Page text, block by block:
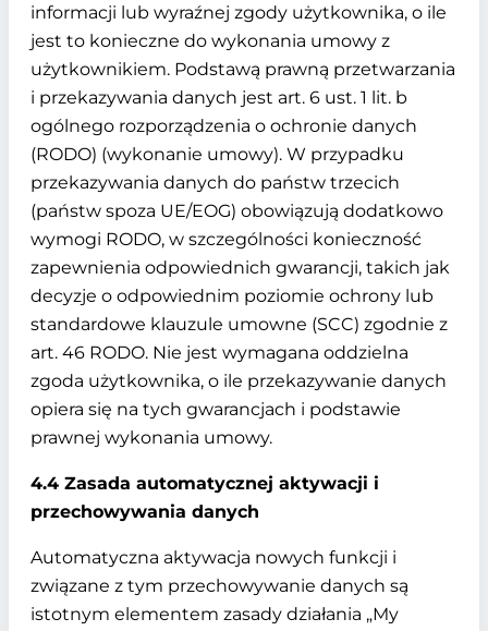
informacji lub wyraźnej zgody użytkownika, o ile
jest to konieczne do wykonania umowy z
użytkownikiem. Podstawą prawną przetwarzania
i przekazywania danych jest art. 6 ust. 1 lit. b
ogólnego rozporządzenia o ochronie danych
(RODO) (wykonanie umowy). W przypadku
przekazywania danych do państw trzecich
(państw spoza UE/EOG) obowiązują dodatkowo
wymogi RODO, w szczególności konieczność
zapewnienia odpowiednich gwarancji, takich jak
decyzje o odpowiednim poziomie ochrony lub
standardowe klauzule umowne (SCC) zgodnie z
art. 46 RODO. Nie jest wymagana oddzielna
zgoda użytkownika, o ile przekazywanie danych
opiera się na tych gwarancjach i podstawie
prawnej wykonania umowy.
4.4 Zasada automatycznej aktywacji i
przechowywania danych
Automatyczna aktywacja nowych funkcji i
związane z tym przechowywanie danych są
istotnym elementem zasady działania „My